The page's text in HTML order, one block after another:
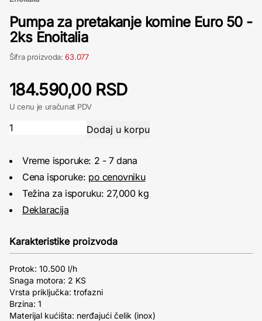
Pumpa za pretakanje komine Euro 50 -
2ks Enoitalia
Šifra proizvoda:63.077
184.590,00 RSD
U cenu je uračunat PDV
Vreme isporuke: 2 - 7 dana
Cena isporuke: po cenovniku
Težina za isporuku: 27,000 kg
Deklaracija
Karakteristike proizvoda
Protok: 10.500 l/h
Snaga motora: 2 KS
Vrsta priključka: trofazni
Brzina: 1
Materijal kućišta: nerđajući čelik (inox)